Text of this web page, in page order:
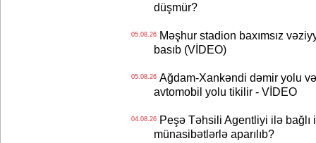
düşmür?
05.08.26Məşhur stadion baxımsız
basıb (VİDEO)
05.08.26Ağdam-Xankəndi dəmir yolu
avtomobil yolu tikilir - VİDEO
04.08.26Peşə Təhsili Agentliyi ilə bağlı
münasibətlərlə aparılıb?